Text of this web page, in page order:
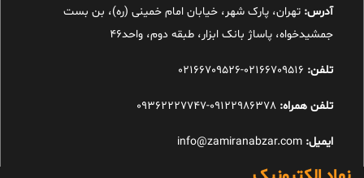
آدرس: تهران، پارک شهر، خیابان امام خمینی (ره)، بن بست
جمشیدخواه، پاساژ بانک ابزار، طبقه دوم، واحد46
تلفن:
تلفن همراه: 09122986378-09362227747
ایمیل: